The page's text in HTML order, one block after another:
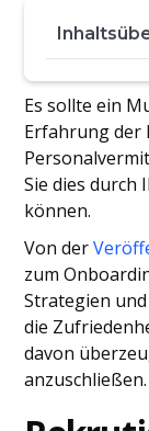
für ein
Es sollte ein
Erfahrung der
Sie dies durch
können.
Von der
zum
Strategien
die
davon
anzuschließen.